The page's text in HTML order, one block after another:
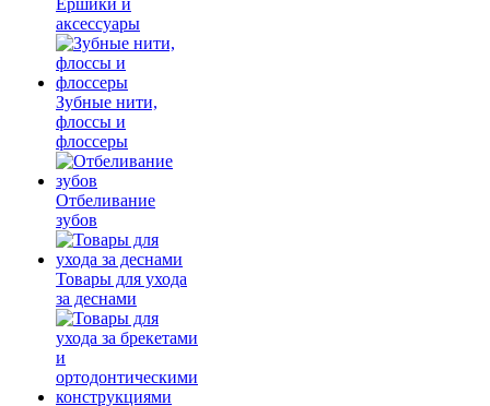
Ершики и
аксессуары
Зубные нити,
флоссы и
флоссеры
Отбеливание
зубов
Товары для ухода
за деснами